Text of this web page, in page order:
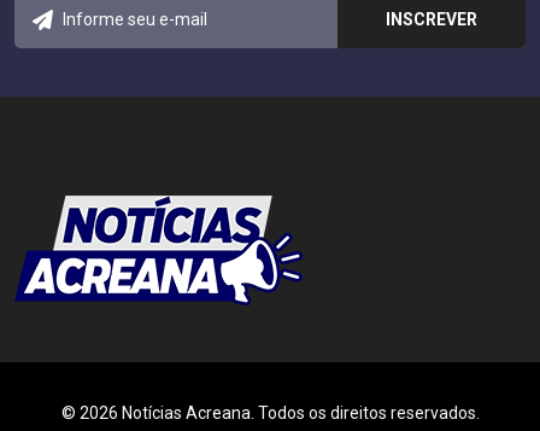
© 2026 Notícias Acreana. Todos os direitos reservados.